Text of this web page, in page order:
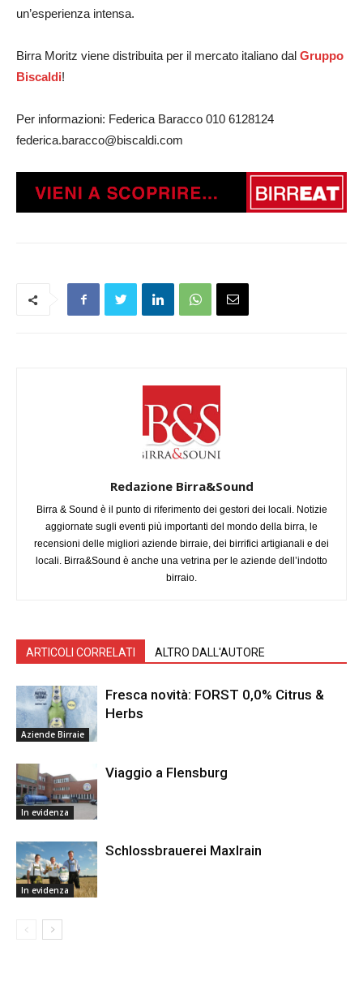
un’esperienza intensa.
Birra Moritz viene distribuita per il mercato italiano dal Gruppo
Biscaldi!
Per informazioni: Federica Baracco 010 6128124
federica.baracco@biscaldi.com
Redazione Birra&Sound
Birra & Sound è il punto di riferimento dei gestori dei locali. Notizie
aggiornate sugli eventi più importanti del mondo della birra, le
recensioni delle migliori aziende birraie, dei birrifici artigianali e dei
locali. Birra&Sound è anche una vetrina per le aziende dell’indotto
birraio.
ARTICOLI CORRELATI ALTRO DALL'AUTORE
Aziende Birraie
Fresca novità: FORST 0,0% Citrus &
Herbs
In evidenza
Viaggio a Flensburg
In evidenza
Schlossbrauerei Maxlrain